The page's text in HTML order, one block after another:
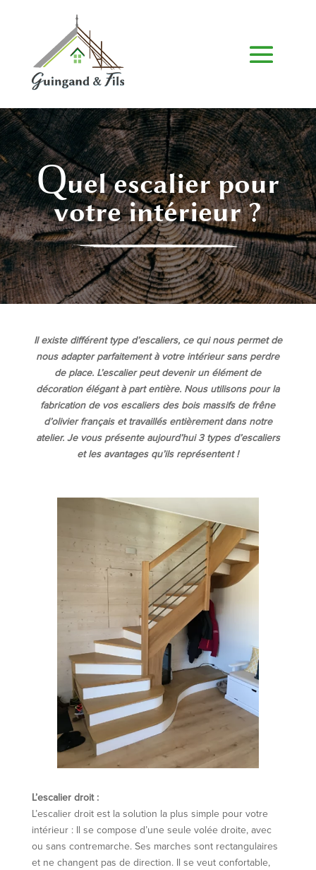
Quel escalier pour
votre intérieur ?
Il existe différent type d’escaliers, ce qui nous permet de
nous adapter parfaitement à votre intérieur sans perdre
de place. L’escalier peut devenir un élément de
décoration élégant à part entière. Nous utilisons pour la
fabrication de vos escaliers des bois massifs de frêne
d’olivier français et travaillés entièrement dans notre
atelier. Je vous présente aujourd’hui 3 types d’escaliers
et les avantages qu’ils représentent !
L’escalier droit :
L’escalier droit est la solution la plus simple pour votre
intérieur : Il se compose d’une seule volée droite, avec
ou sans contremarche. Ses marches sont rectangulaires
et ne changent pas de direction. Il se veut confortable,